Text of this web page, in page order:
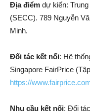
Địa điểm dự kiến:
(SECC). 789 Nguyễn
Minh.
Đối tác kết nối: Hệ
Singapore FairPrice
https://
Nhu cầu kết nối: Đối